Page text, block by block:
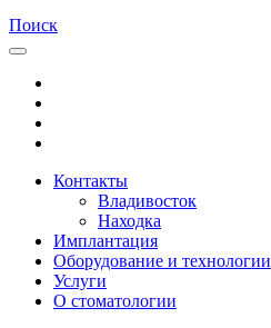
Поиск
Контакты
Владивосток
Находка
Имплантация
Оборудование и технологии
Услуги
О стоматологии